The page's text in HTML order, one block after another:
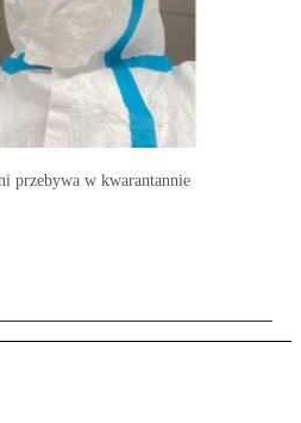
przebywa w kwarantannie